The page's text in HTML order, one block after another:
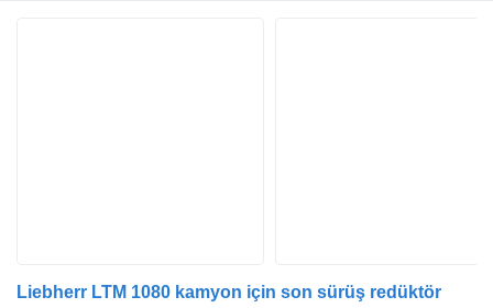
Liebherr LTM 1080 kamyon için son sürüş redüktör